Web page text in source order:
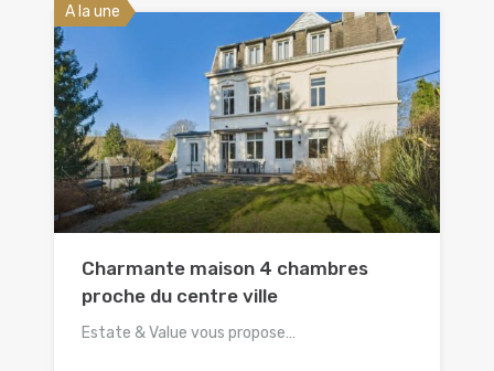
A la une
Charmante maison 4 chambres
proche du centre ville
Estate & Value vous propose…